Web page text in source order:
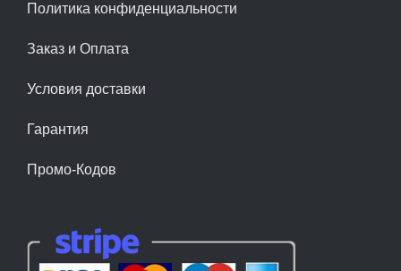
Политика конфиденциальности
Заказ и Оплата
Условия доставки
Гарантия
Промо-Кодов